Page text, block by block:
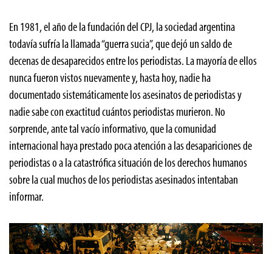
En 1981, el año de la fundación del CPJ, la sociedad argentina
todavía sufría la llamada “guerra sucia”, que dejó un saldo de
decenas de desaparecidos entre los periodistas. La mayoría de ellos
nunca fueron vistos nuevamente y, hasta hoy, nadie ha
documentado sistemáticamente los asesinatos de periodistas y
nadie sabe con exactitud cuántos periodistas murieron. No
sorprende, ante tal vacío informativo, que la comunidad
internacional haya prestado poca atención a las desapariciones de
periodistas o a la catastrófica situación de los derechos humanos
sobre la cual muchos de los periodistas asesinados intentaban
informar.